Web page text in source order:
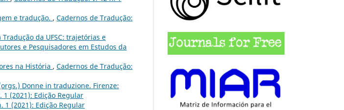
e tradução. , Cadernos de Tradução:
da UFSC: trajetórias e
e Pesquisadores em Estudos da
na História , Cadernos de Tradução:
Donne in traduzione. Firenze:
1 (2021): Edição Regular
1 (2021): Edição Regular